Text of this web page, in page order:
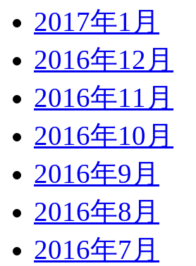
2017年1月
2016年12月
2016年11月
2016年10月
2016年9月
2016年8月
2016年7月